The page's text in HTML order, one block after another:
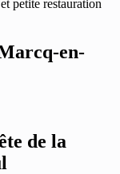
petite restauration
en-
de la